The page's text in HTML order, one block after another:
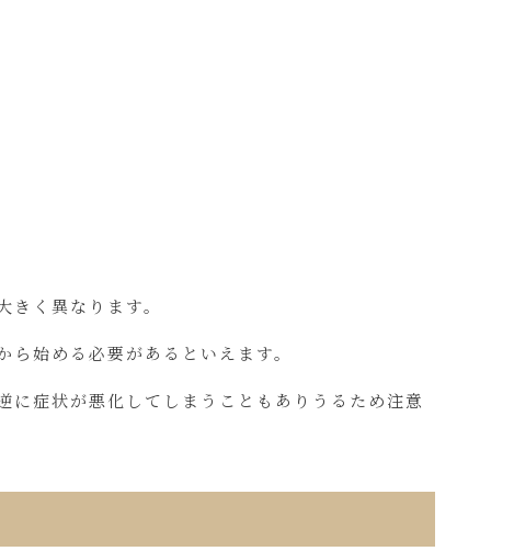
く異なります。
始める必要があるといえます。
症状が悪化してしまうこともありうるため注意